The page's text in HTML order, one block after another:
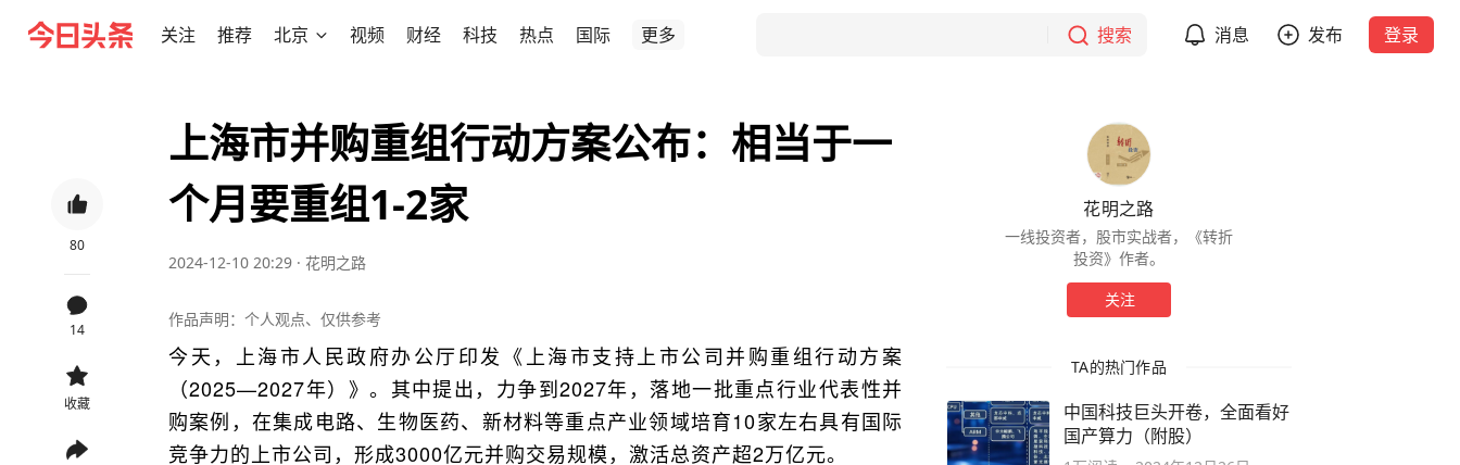
关注 推荐 北京 视频 财经 科技 热点 国际 更多 搜索 消息 发布 登录
80
14
收藏
上海市并购重组行动方案公布：相当于一
个月要重组1-2家
2024-12-10 20:29 · 花明之路
作品声明：个人观点、仅供参考
今天，上海市人民政府办公厅印发《上海市支持上市公司并购重组行动方案
（2025—2027年）》。其中提出，力争到2027年，落地一批重点行业代表性并
购案例，在集成电路、生物医药、新材料等重点产业领域培育10家左右具有国际
竞争力的上市公司，形成3000亿元并购交易规模，激活总资产超2万亿元。
花明之路
一线投资者，股市实战者，《转折
投资》作者。
关注
TA的热门作品
中国科技巨头开卷，全面看好
国产算力（附股）